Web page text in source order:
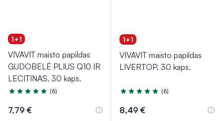
1+1
VIVAVIT maisto papildas
GUDOBELĖ PLIUS Q10 IR
LECITINAS, 30 kaps.
Įvertinimas 4.5 iš 5
(6)
7,79 €
1+1
VIVAVIT maisto papildas
LIVERTOP, 30 kaps.
Įvertinimas 5.0 iš 5
(6)
8,49 €